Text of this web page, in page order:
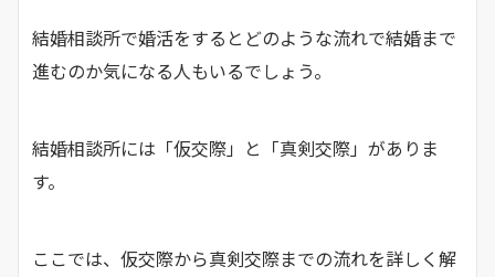
結婚相談所で婚活をするとどのような流れで結婚まで
進むのか気になる人もいるでしょう。
結婚相談所には「仮交際」と「真剣交際」がありま
す。
ここでは、仮交際から真剣交際までの流れを詳しく解